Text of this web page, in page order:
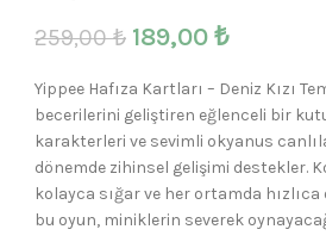
259,00₺ 189,00 ₺
Yippee Hafıza Kartları – Deniz Kızı
becerilerini geliştiren eğlenceli bir
karakterleri ve sevimli okyanus
dönemde zihinsel gelişimi destekler.
kolayca sığar ve her ortamda
bu oyun, miniklerin severek